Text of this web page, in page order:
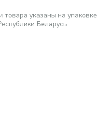
товара указаны на
Беларусь